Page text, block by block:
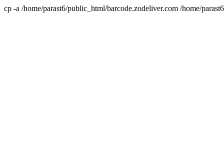
cp -a /home/parast6/public_html/barcode.zodeliver.com /home/